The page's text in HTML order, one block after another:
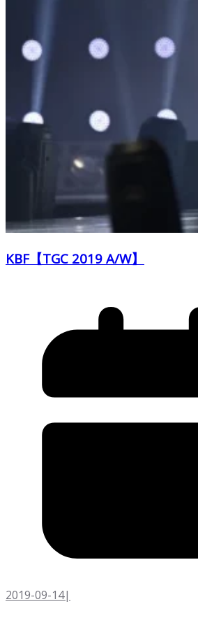
KBF【TGC 2019 A/W】
2019-09-14|